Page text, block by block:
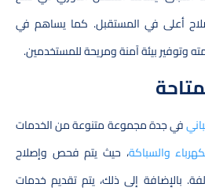
أعلى في المستقبل. كما يساهم في
وتوفير بيئة آمنة ومريحة للمستخدمين.
في جدة مجموعة متنوعة من الخدمات
والسباكة، حيث يتم فحص وإصلاح
بالإضافة إلى ذلك، يتم تقديم خدمات